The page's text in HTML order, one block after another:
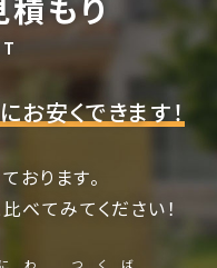
積もり
お安くできます！
おります。
べてみてください！